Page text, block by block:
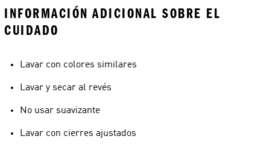
INFORMACIÓN ADICIONAL SOBRE EL
CUIDADO
Lavar con colores similares
Lavar y secar al revés
No usar suavizante
Lavar con cierres ajustados